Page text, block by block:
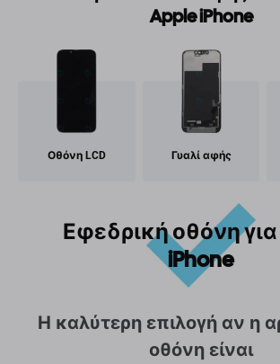
Apple iPhone
Οθόνη LCD Γυαλί αφής
Εφεδρική οθόνη
iPhone
Η καλύτερη επιλογή αν η
οθόνη είναι